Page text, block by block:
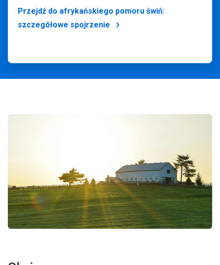
Przejdź do afrykańskiego pomoru świń:
szczegółowe spojrzenie